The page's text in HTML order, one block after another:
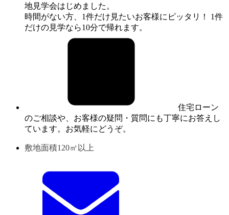
地見学会はじめました。
時間がない方、1件だけ見たいお客様にピッタリ！ 1件
だけの見学なら10分で帰れます。
住宅ローン
のご相談や、お客様の疑問・質問にも丁寧にお答えし
ています。お気軽にどうぞ。
敷地面積120㎡以上